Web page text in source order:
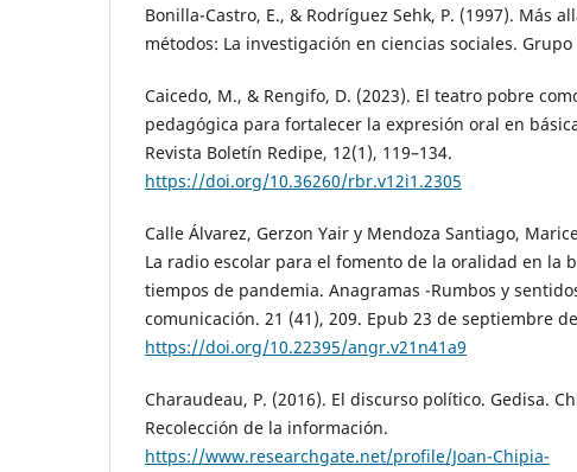
Bonilla-Castro, E., & Rodríguez Sehk, P. (1997). Más
métodos: La investigación en ciencias sociales.
Caicedo, M., & Rengifo, D. (2023). El teatro pobre
pedagógica para fortalecer la expresión oral en
Revista Boletín Redipe, 12(1), 119–134.
https://doi.org/10.36260/rbr.v12i1.2305
Calle Álvarez, Gerzon Yair y Mendoza Santiago,
La radio escolar para el fomento de la oralidad en la
tiempos de pandemia. Anagramas -Rumbos y
comunicación. 21 (41), 209. Epub 23 de septiembre
https://doi.org/10.22395/angr.v21n41a9
Charaudeau, P. (2016). El discurso político. Gedisa.
Recolección de la información.
https://www.researchgate.net/profile/Joan-Chipia-